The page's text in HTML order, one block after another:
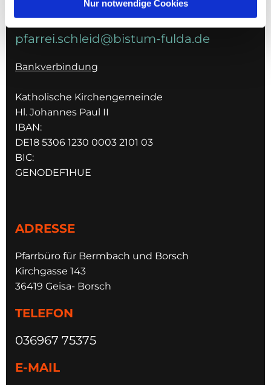
Nur notwendige Cookies
pfarrei.schleid@bistum-fulda.de
Bankverbindung
Katholische Kirchengemeinde
Hl. Johannes Paul II
IBAN:
DE18 5306 1230 0003 2101 03
BIC:
GENODEF1HUE
ADRESSE
Pfarrbüro für Bermbach und Borsch
Kirchgasse 143
36419 Geisa- Borsch
TELEFON
036967 75375
E-MAIL